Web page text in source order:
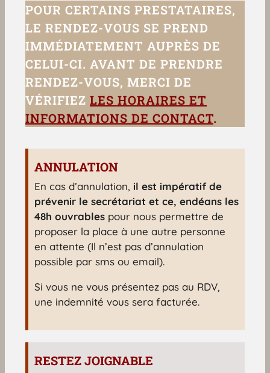
POUR CERTAINS PRESTATAIRES,
LE RENDEZ-VOUS SE PREND
IMMÉDIATEMENT AUPRÈS DE
CELUI-CI. AVANT DE PRENDRE
RENDEZ-VOUS, MERCI DE
VÉRIFIEZ LES HORAIRES ET
INFORMATIONS DE CONTACT.
ANNULATION
En cas d’annulation, il est impératif de
prévenir le secrétariat et ce, endéans les
48h ouvrables pour nous permettre de
proposer la place à une autre personne
en attente (Il n’est pas d’annulation
possible par sms ou email).
Si vous ne vous présentez pas au RDV,
une indemnité vous sera facturée.
RESTEZ JOIGNABLE